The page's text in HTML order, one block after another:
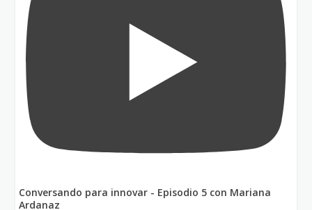
Conversando para innovar - Episodio 5 con Mariana
Ardanaz